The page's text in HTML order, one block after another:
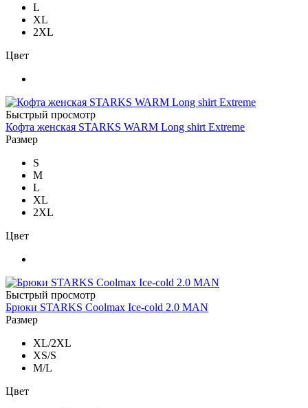
L
XL
2XL
Цвет
Быстрый просмотр
Кофта женская STARKS WARM Long shirt Extreme
Размер
S
M
L
XL
2XL
Цвет
Быстрый просмотр
Брюки STARKS Coolmax Ice-cold 2.0 MAN
Размер
XL/2XL
XS/S
M/L
Цвет